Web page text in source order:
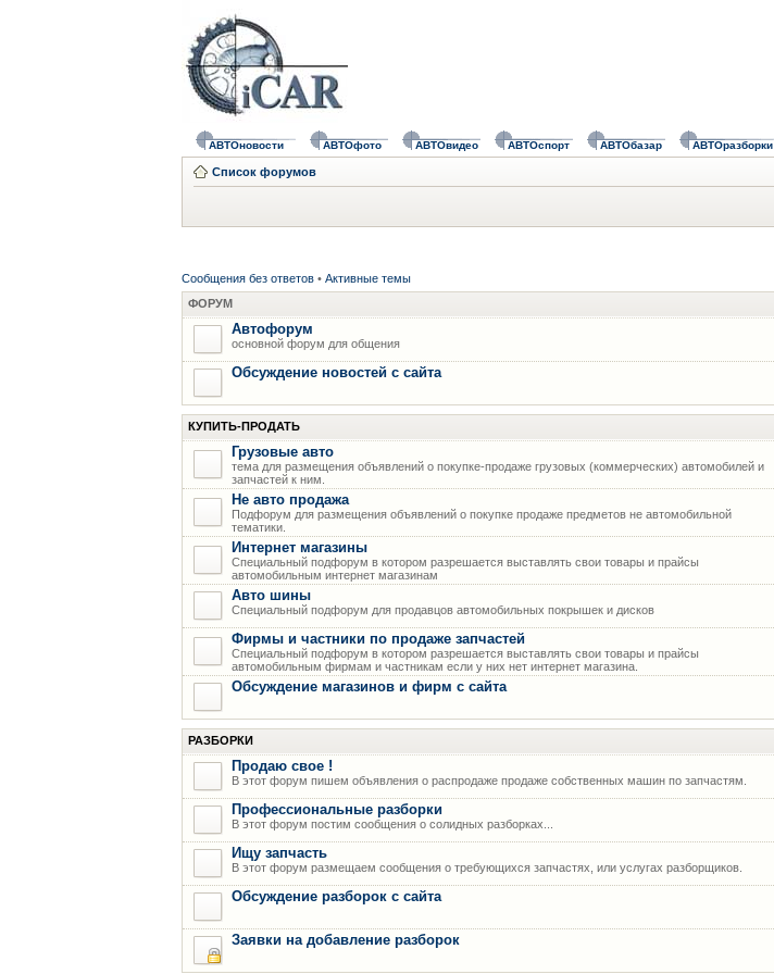
АВТОновости АВТОфото АВТОвидео АВТОспорт АВТОбазар АВТОразборки
Список форумов
Сообщения без ответов • Активные темы
ФОРУМ
Автофорум
основной форум для общения
Обсуждение новостей с сайта
КУПИТЬ-ПРОДАТЬ
Грузовые авто
тема для размещения объявлений о покупке-продаже грузовых (коммерческих) автомобилей и
запчастей к ним.
Не авто продажа
Подфорум для размещения объявлений о покупке продаже предметов не автомобильной
тематики.
Интернет магазины
Специальный подфорум в котором разрешается выставлять свои товары и прайсы
автомобильным интернет магазинам
Авто шины
Специальный подфорум для продавцов автомобильных покрышек и дисков
Фирмы и частники по продаже запчастей
Специальный подфорум в котором разрешается выставлять свои товары и прайсы
автомобильным фирмам и частникам если у них нет интернет магазина.
Обсуждение магазинов и фирм с сайта
РАЗБОРКИ
Продаю свое !
В этот форум пишем объявления о распродаже продаже собственных машин по запчастям.
Профессиональные разборки
В этот форум постим сообщения о солидных разборках...
Ищу запчасть
В этот форум размещаем сообщения о требующихся запчастях, или услугах разборщиков.
Обсуждение разборок с сайта
Заявки на добавление разборок